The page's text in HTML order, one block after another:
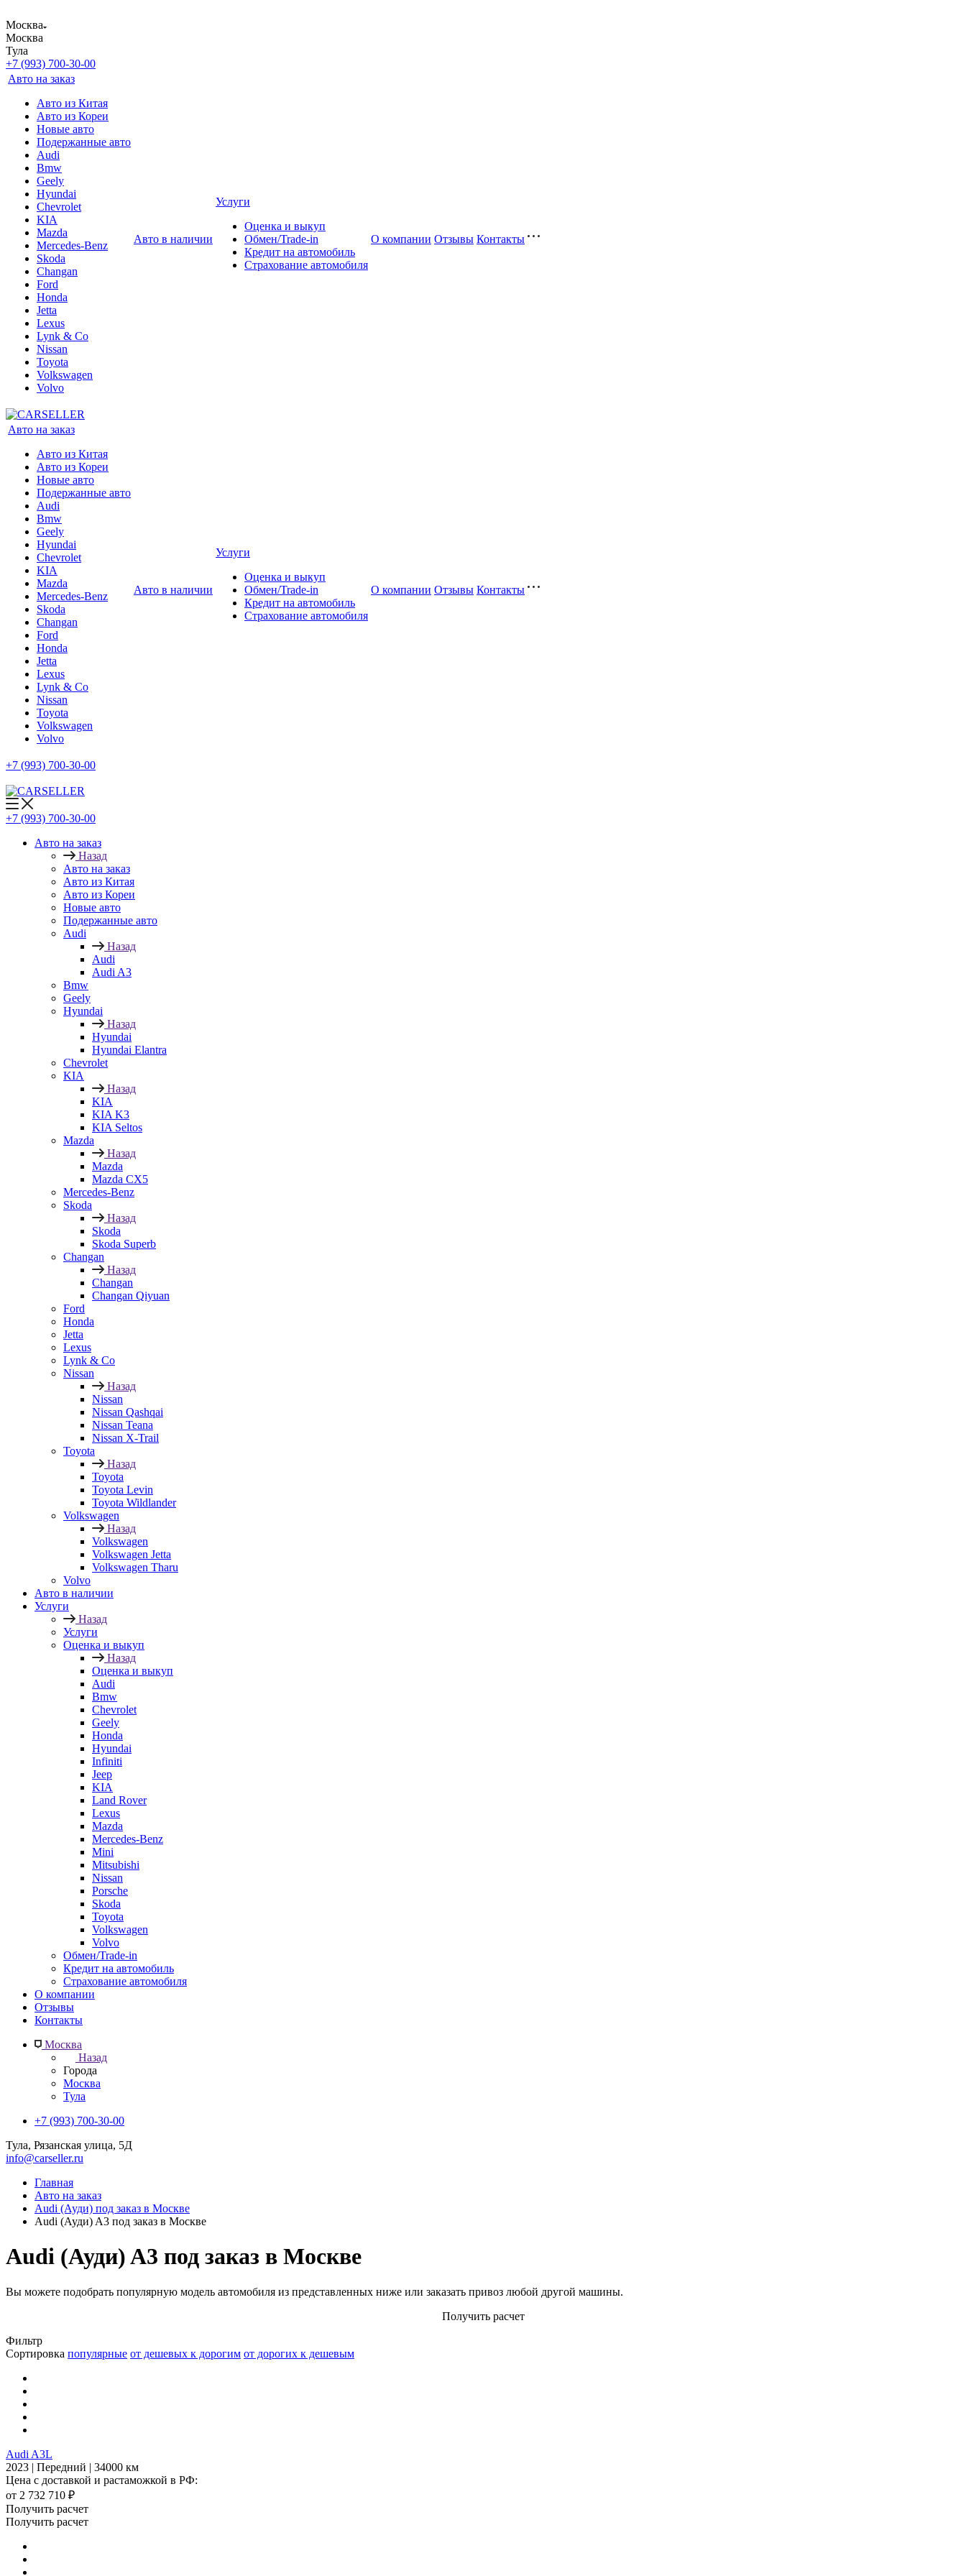
Москва
Москва
Тула
+7 (993) 700-30-00
Авто на заказ
Авто из Китая
Авто из Кореи
Новые авто
Подержанные авто
Audi
Bmw
Geely
Hyundai
Chevrolet
KIA
Mazda
Mercedes-Benz
Skoda
Changan
Ford
Honda
Jetta
Lexus
Lynk & Co
Nissan
Toyota
Volkswagen
Volvo
Авто в наличии
Услуги
Оценка и выкуп
Обмен/Trade-in
Кредит на автомобиль
Страхование автомобиля
О компании Отзывы Контакты
Авто на заказ
Авто из Китая
Авто из Кореи
Новые авто
Подержанные авто
Audi
Bmw
Geely
Hyundai
Chevrolet
KIA
Mazda
Mercedes-Benz
Skoda
Changan
Ford
Honda
Jetta
Lexus
Lynk & Co
Nissan
Toyota
Volkswagen
Volvo
Авто в наличии
Услуги
Оценка и выкуп
Обмен/Trade-in
Кредит на автомобиль
Страхование автомобиля
О компании Отзывы Контакты
+7 (993) 700-30-00
+7 (993) 700-30-00
Авто на заказ
Назад
Авто на заказ
Авто из Китая
Авто из Кореи
Новые авто
Подержанные авто
Audi
Назад
Audi
Audi A3
Bmw
Geely
Hyundai
Назад
Hyundai
Hyundai Elantra
Chevrolet
KIA
Назад
KIA
KIA K3
KIA Seltos
Mazda
Назад
Mazda
Mazda CX5
Mercedes-Benz
Skoda
Назад
Skoda
Skoda Superb
Changan
Назад
Changan
Changan Qiyuan
Ford
Honda
Jetta
Lexus
Lynk & Co
Nissan
Назад
Nissan
Nissan Qashqai
Nissan Teana
Nissan X-Trail
Toyota
Назад
Toyota
Toyota Levin
Toyota Wildlander
Volkswagen
Назад
Volkswagen
Volkswagen Jetta
Volkswagen Tharu
Volvo
Авто в наличии
Услуги
Назад
Услуги
Оценка и выкуп
Назад
Оценка и выкуп
Audi
Bmw
Chevrolet
Geely
Honda
Hyundai
Infiniti
Jeep
KIA
Land Rover
Lexus
Mazda
Mercedes-Benz
Mini
Mitsubishi
Nissan
Porsche
Skoda
Toyota
Volkswagen
Volvo
Обмен/Trade-in
Кредит на автомобиль
Страхование автомобиля
О компании
Отзывы
Контакты
Москва
Назад
Города
Москва
Тула
+7 (993) 700-30-00
Тула, Рязанская улица, 5Д
info@carseller.ru
Главная
Авто на заказ
Audi (Ауди) под заказ в Москве
Audi (Ауди) A3 под заказ в Москве
Audi (Ауди) A3 под заказ в Москве
Вы можете подобрать популярную модель автомобиля из представленных ниже или заказать привоз любой другой машины.
Получить расчет
Фильтр
Сортировка популярные от дешевых к дорогим от дорогих к дешевым
Audi A3L
2023 | Передний | 34000 км
Цена с доставкой и растаможкой в РФ:
от 2 732 710 ₽
Получить расчет
Получить расчет